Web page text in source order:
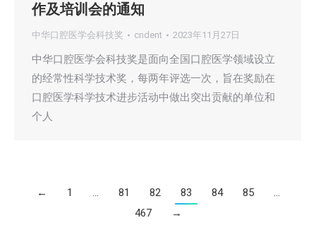
作及培训会的通知
中华口腔医学会科技奖 cndent 2023年11月27日
中华口腔医学会科技奖是面向全国口腔医学领域设立
的经常性科学技术奖，每两年评选一次，旨在奖励在
口腔医学科学技术进步活动中做出突出贡献的单位和
个人
← 1 … 81 82 83 84 85
…
467
→